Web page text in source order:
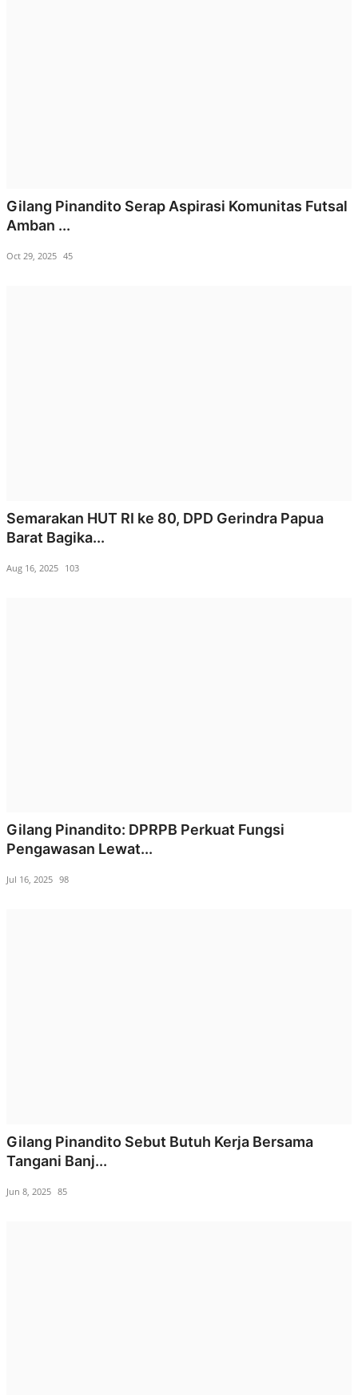
Gilang Pinandito Serap Aspirasi Komunitas Futsal
Amban ...
Oct 29, 2025 45
Semarakan HUT RI ke 80, DPD Gerindra Papua
Barat Bagika...
Aug 16, 2025 103
Gilang Pinandito: DPRPB Perkuat Fungsi
Pengawasan Lewat...
Jul 16, 2025 98
Gilang Pinandito Sebut Butuh Kerja Bersama
Tangani Banj...
Jun 8, 2025 85